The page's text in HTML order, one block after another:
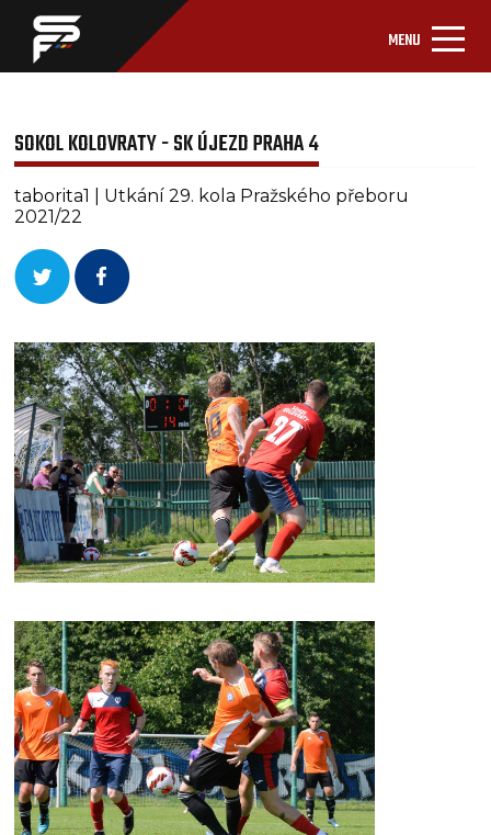
MENU
SOKOL KOLOVRATY - SK ÚJEZD PRAHA 4
taborita1 | Utkání 29. kola Pražského přeboru
2021/22